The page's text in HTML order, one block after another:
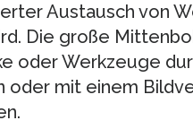
Austausch von
Die große
oder Werkzeuge
oder mit einem